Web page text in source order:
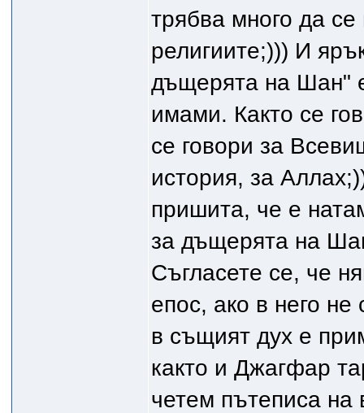
трябва много да се
религиите;))) И
дъщерята на Шан"
имами. Както се
се говори за
история, за
пришита, че е
за дъщерята на
Съгласете се, че
епос, ако в него
в същият дух е
както и Джагфар
четем пътеписа на